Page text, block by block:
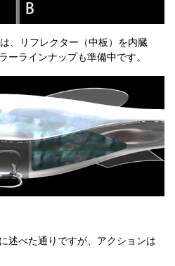
、リフレクター（中板）を内臓
ーラインナップも準備中です。
述べた通りですが、アクションは